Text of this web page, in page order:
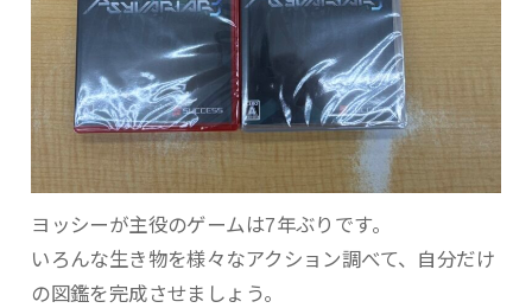
ヨッシーが主役のゲームは7年ぶりです。
いろんな生き物を様々なアクション調べて、自分だけ
の図鑑を完成させましょう。